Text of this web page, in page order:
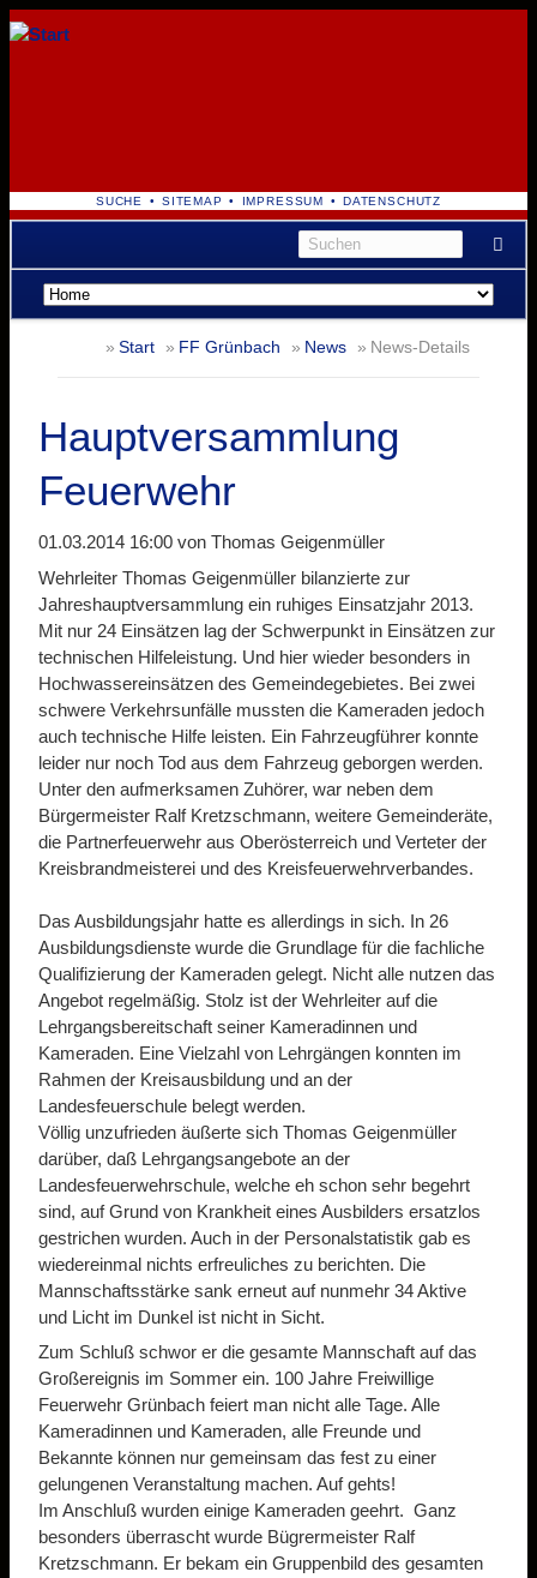
NAVIGATION
ÜBERSPRINGEN
SUCHE SITEMAP IMPRESSUM DATENSCHUTZ
Navigation
überspringen
Start FF Grünbach News News-Details
Hauptversammlung
Feuerwehr
01.03.2014 16:00 von Thomas Geigenmüller
Wehrleiter Thomas Geigenmüller bilanzierte zur
Jahreshauptversammlung ein ruhiges Einsatzjahr 2013.
Mit nur 24 Einsätzen lag der Schwerpunkt in Einsätzen zur
technischen Hilfeleistung. Und hier wieder besonders in
Hochwassereinsätzen des Gemeindegebietes. Bei zwei
schwere Verkehrsunfälle mussten die Kameraden jedoch
auch technische Hilfe leisten. Ein Fahrzeugführer konnte
leider nur noch Tod aus dem Fahrzeug geborgen werden.
Unter den aufmerksamen Zuhörer, war neben dem
Bürgermeister Ralf Kretzschmann, weitere Gemeinderäte,
die Partnerfeuerwehr aus Oberösterreich und Verteter der
Kreisbrandmeisterei und des Kreisfeuerwehrverbandes.
Das Ausbildungsjahr hatte es allerdings in sich. In 26
Ausbildungsdienste wurde die Grundlage für die fachliche
Qualifizierung der Kameraden gelegt. Nicht alle nutzen das
Angebot regelmäßig. Stolz ist der Wehrleiter auf die
Lehrgangsbereitschaft seiner Kameradinnen und
Kameraden. Eine Vielzahl von Lehrgängen konnten im
Rahmen der Kreisausbildung und an der
Landesfeuerschule belegt werden.
Völlig unzufrieden äußerte sich Thomas Geigenmüller
darüber, daß Lehrgangsangebote an der
Landesfeuerwehrschule, welche eh schon sehr begehrt
sind, auf Grund von Krankheit eines Ausbilders ersatzlos
gestrichen wurden. Auch in der Personalstatistik gab es
wiedereinmal nichts erfreuliches zu berichten. Die
Mannschaftsstärke sank erneut auf nunmehr 34 Aktive
und Licht im Dunkel ist nicht in Sicht.
Zum Schluß schwor er die gesamte Mannschaft auf das
Großereignis im Sommer ein. 100 Jahre Freiwillige
Feuerwehr Grünbach feiert man nicht alle Tage. Alle
Kameradinnen und Kameraden, alle Freunde und
Bekannte können nur gemeinsam das fest zu einer
gelungenen Veranstaltung machen. Auf gehts!
Im Anschluß wurden einige Kameraden geehrt. Ganz
besonders überrascht wurde Bügrermeister Ralf
Kretzschmann. Er bekam ein Gruppenbild des gesamten